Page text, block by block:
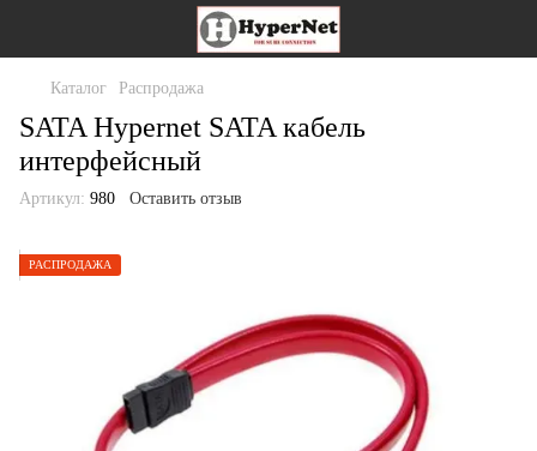
Каталог Распродажа
SATA Hypernet SATA кабель
интерфейсный
Артикул: 980 Оставить отзыв
РАСПРОДАЖА